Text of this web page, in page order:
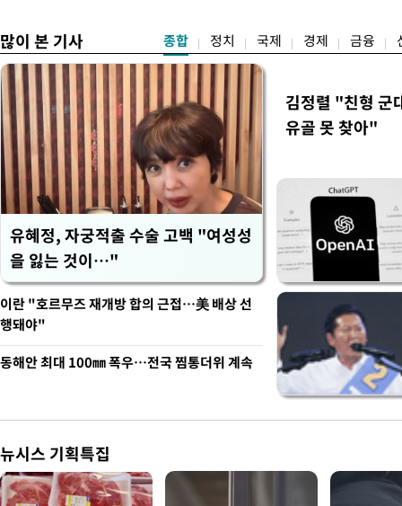
많이 본 기사 종합 정치 국제 경제 금융
유혜정, 자궁적출 수술 고백 "여성성
을 잃는 것이…"
김정렬 "친형 군
유골 못 찾아"
이란 "호르무즈 재개방 합의 근접…美 배상 선
행돼야"
동해안 최대 100㎜ 폭우…전국 찜통더위 계속
뉴시스 기획특집